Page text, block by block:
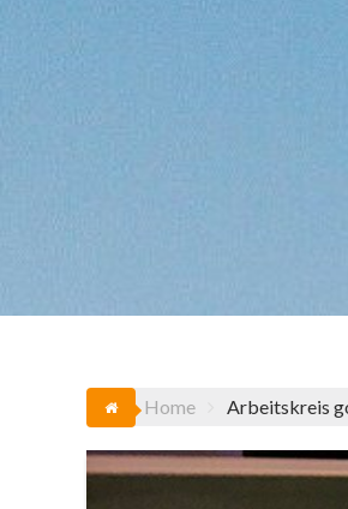
Home Arbeitskreis